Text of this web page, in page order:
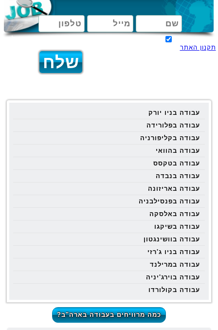
תקנון האתר
עבודה בניו יורק
עבודה בפלורידה
עבודה בקליפורניה
עבודה בהוואי
עבודה בטקסס
עבודה בנבדה
עבודה באריזונה
עבודה בפנסילבניה
עבודה באלסקה
עבודה בשיקגו
עבודה בוושינגטון
עבודה בניו ג'רזי
עבודה במרילנד
עבודה בוירג'יניה
עבודה בקולורדו
כמה מרוויחים בעבודה בארה"ב?